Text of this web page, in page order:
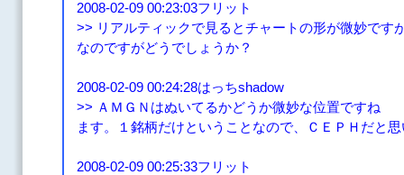
2008-02-09 00:23:03フリット
>> リアルティックで見るとチャートの形が微妙です
なのですがどうでしょうか？
2008-02-09 00:24:28はっちshadow
>> ＡＭＧＮはぬいてるかどうか微妙な位置ですね
ます。１銘柄だけということなので、ＣＥＰＨだと
2008-02-09 00:25:33フリット